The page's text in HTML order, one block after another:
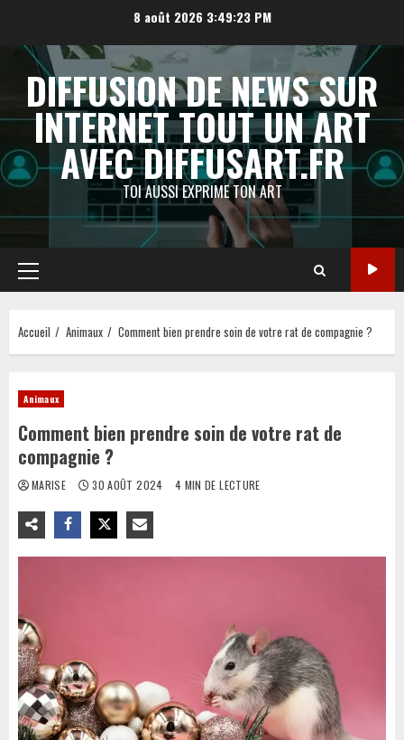
contenu
8 août 2026 3:49:24 PM
DIFFUSION DE NEWS SUR
INTERNET TOUT UN ART
AVEC DIFFUSART.FR
TOI AUSSI EXPRIME TON ART
Menu
principal
Accueil Animaux Comment bien prendre soin de votre rat de compagnie ?
Animaux
Comment bien prendre soin de votre rat de
compagnie ?
MARISE 30 AOÛT 2024 4 MIN DE LECTURE